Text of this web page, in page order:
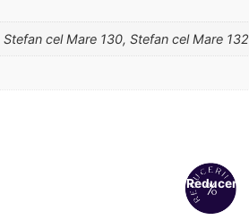
cel Mare 130, Stefan cel Mare 132
Reduceri!